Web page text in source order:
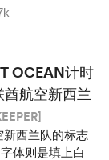
OCEAN计时
航空新西兰
西兰队的标志
体则是填上白